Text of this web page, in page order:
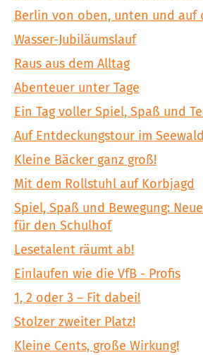
Berlin von oben, unten und auf
Wasser-Jubiläumslauf
Raus aus dem Alltag
Abenteuer unter Tage
Ein Tag voller Spiel, Spaß und
Auf Entdeckungstour im Seewald
Kleine Bäcker ganz groß!
Mit dem Rollstuhl auf Korbjagd
Spiel, Spaß und Bewegung:
für den Schulhof
Lesetalent räumt ab!
Einlaufen wie die VfB - Profis
1, 2 oder 3 – Fit dabei!
Stolzer zweiter Platz!
Kleine Cents, große Wirkung!